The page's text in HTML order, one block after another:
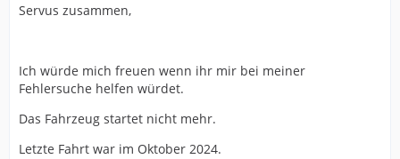
Servus zusammen,
Ich würde mich freuen wenn ihr mir bei meiner
Fehlersuche helfen würdet.
Das Fahrzeug startet nicht mehr.
Letzte Fahrt war im Oktober 2024.